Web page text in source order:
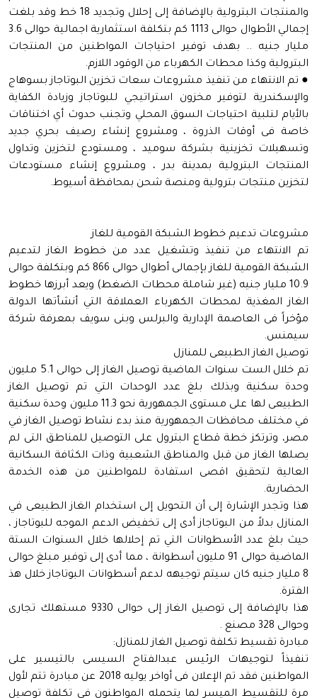
والمنتجات البترولية بالإضافة إلى إحلال وتجديد 18 خط وقد بلغت
إجمالي الأطوال حوالى 1113 كم بتكلفة استثمارية اجمالية حوالى 3.6
مليار جنيه .. بهدف توفير احتياجات المواطنين من المنتجات
البترولية وكذا محطات الكهرباء من الوقود اللازم.
● تم الانتهاء من تنفيذ مشروعات سعات تخزين البوتاجاز بسوهاج
والإسكندرية لتوفير مخزون استراتيجي للبوتاجاز وزيادة الكفاية
بالأيام لتلبية احتياجات السوق المحلي وتجنب حدوث أي اختناقات
خاصة فى أوقات الذروة ، ومشروع إنشاء رصيف بحري جديد
وتسهيلات تخزينية بشركة سوميد ، ومستودع لتخزين وتداول
المنتجات البترولية بمدينة بدر ، ومشروع إنشاء مستودعات
لتخزين منتجات بترولية ومنصة شحن بمحافظة أسيوط.
مشروعات تدعيم خطوط الشبكة القومية للغاز
تم الانتهاء من تنفيذ وتشغيل عدد من خطوط الغاز لتدعيم
الشبكة القومية للغاز بإجمالى أطوال حوالى 866 كم وبتكلفة حوالى
10.9 مليار جنيه (غير شاملة محطات الضغط) ويعد أبرزها خطوط
الغاز المغذية لمحطات الكهرباء العملاقة التي أنشأتها الدولة
مؤخراً فى العاصمة الإدارية والبرلس وبنى سويف بمعرفة شركة
سيمنس.
توصيل الغاز الطبيعى للمنازل
تم خلال الست سنوات الماضية توصيل الغاز إلى حوالى 5.1 مليون
وحدة سكنية وبذلك بلغ عدد الوحدات التي تم توصيل الغاز
الطبيعى لها على مستوى الجمهورية نحو 11.3 مليون وحدة سكنية
في مختلف محافظات الجمهورية منذ بدء نشاط توصيل الغاز في
مصر، وترتكز خطة قطاع البترول على التوصيل للمناطق التى لم
يصلها الغاز من قبل والمناطق الشعبية وذات الكثافة السكانية
العالية لتحقيق اقصى استفادة للمواطنين من هذه الخدمة
الحضارية.
هذا وتجدر الإشارة إلى أن التحويل إلى استخدام الغاز الطبيعى في
المنازل بدلاً من البوتاجاز أدى إلى تخفيض الدعم الموجه للبوتاجاز ،
حيث بلغ عدد الأسطوانات التي تم إحلالها خلال السنوات الستة
الماضية حوالى 91 مليون أسطوانة ، مما أدى إلى توفير مبلغ حوالى
8 مليار جنيه كان سيتم توجيهه لدعم أسطوانات البوتاجاز خلال هذ
الفترة.
هذا بالإضافة إلى توصيل الغاز إلى حوالى 9330 مستهلك تجارى
وحوالى 328 مصنع .
مبادرة تقسيط تكلفة توصيل الغاز للمنازل:
تنفيذاً لتوجيهات الرئيس عبدالفتاح السيسى بالتيسير على
المواطنين فقد تم الإعلان فى أواخر يوليه 2018 عن مبادرة تتم لأول
مرة للتقسيط الميسر لما يتحمله المواطنون في تكلفة توصيل